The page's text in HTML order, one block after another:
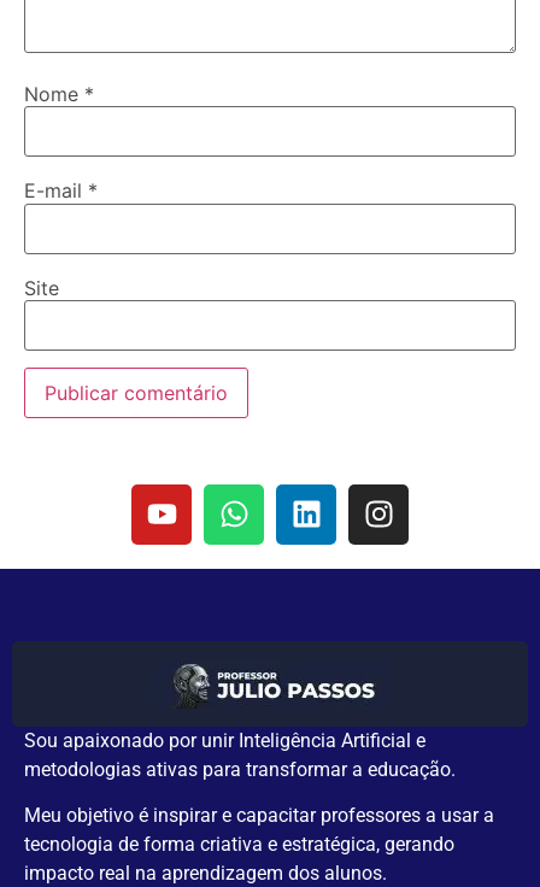
Nome *
E-mail *
Site
Sou apaixonado por unir Inteligência Artificial e
metodologias ativas para transformar a educação.
Meu objetivo é inspirar e capacitar professores a usar a
tecnologia de forma criativa e estratégica, gerando
impacto real na aprendizagem dos alunos.